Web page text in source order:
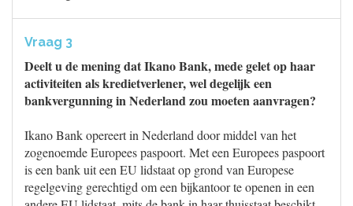
Vraag 3
Deelt u de mening dat Ikano Bank, mede gelet op haar
activiteiten als kredietverlener, wel degelijk een
bankvergunning in Nederland zou moeten aanvragen?
Ikano Bank opereert in Nederland door middel van het
zogenoemde Europees paspoort. Met een Europees paspoort
is een bank uit een EU lidstaat op grond van Europese
regelgeving gerechtigd om een bijkantoor te openen in een